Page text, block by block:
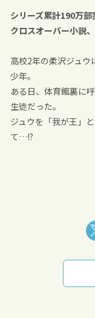
シリーズ累計190万
クロスオーバー小説
高校2年の柔沢ジュ
少年。
ある日、体育館裏に
生徒だった。
ジュウを「我が王」
て…!?